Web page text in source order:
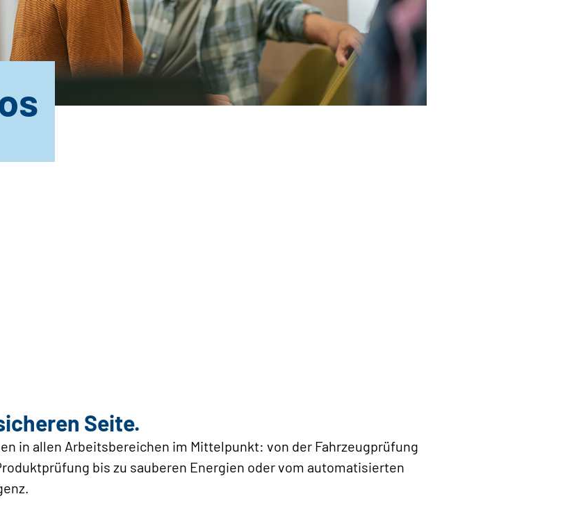
Seite.
in allen Arbeitsbereichen im Mittelpunkt: von der Fahrzeugprüfung
bis zu sauberen Energien oder vom automatisierten